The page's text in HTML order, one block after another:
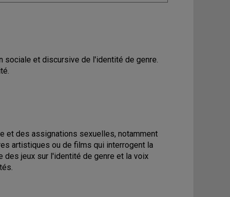
sociale et discursive de l'identité de genre.
et des assignations sexuelles, notamment
artistiques ou de films qui interrogent la
des jeux sur l'identité de genre et la voix